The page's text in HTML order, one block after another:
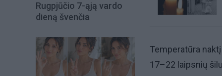
Rugpjūčio 7-ąją vardo
dieną švenčia
Temperatūra
17–22 laipsnių